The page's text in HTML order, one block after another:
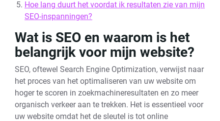
Hoe lang duurt het voordat ik resultaten zie van mijn
SEO-inspanningen?
Wat is SEO en waarom is het
belangrijk voor mijn website?
SEO, oftewel Search Engine Optimization, verwijst naar
het proces van het optimaliseren van uw website om
hoger te scoren in zoekmachineresultaten en zo meer
organisch verkeer aan te trekken. Het is essentieel voor
uw website omdat het de sleutel is tot online